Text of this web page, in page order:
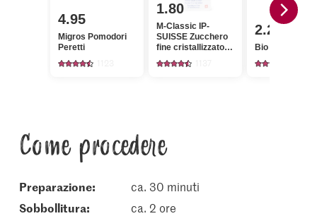
4.95
Migros Pomodori
Peretti
1.80
M-Classic IP-
SUISSE Zucchero
fine cristallizzato
Cristal
2.20
Bio Timo
Come procedere
Preparazione:
ca. 30 minuti
sobbollitura:
ca. 2 ore